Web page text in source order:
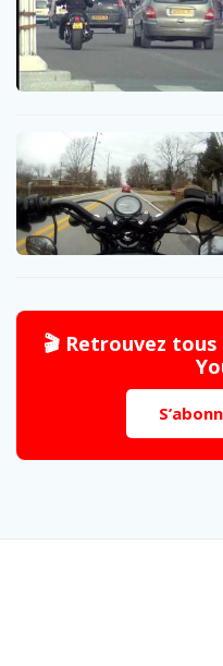
🎬 Retrouvez